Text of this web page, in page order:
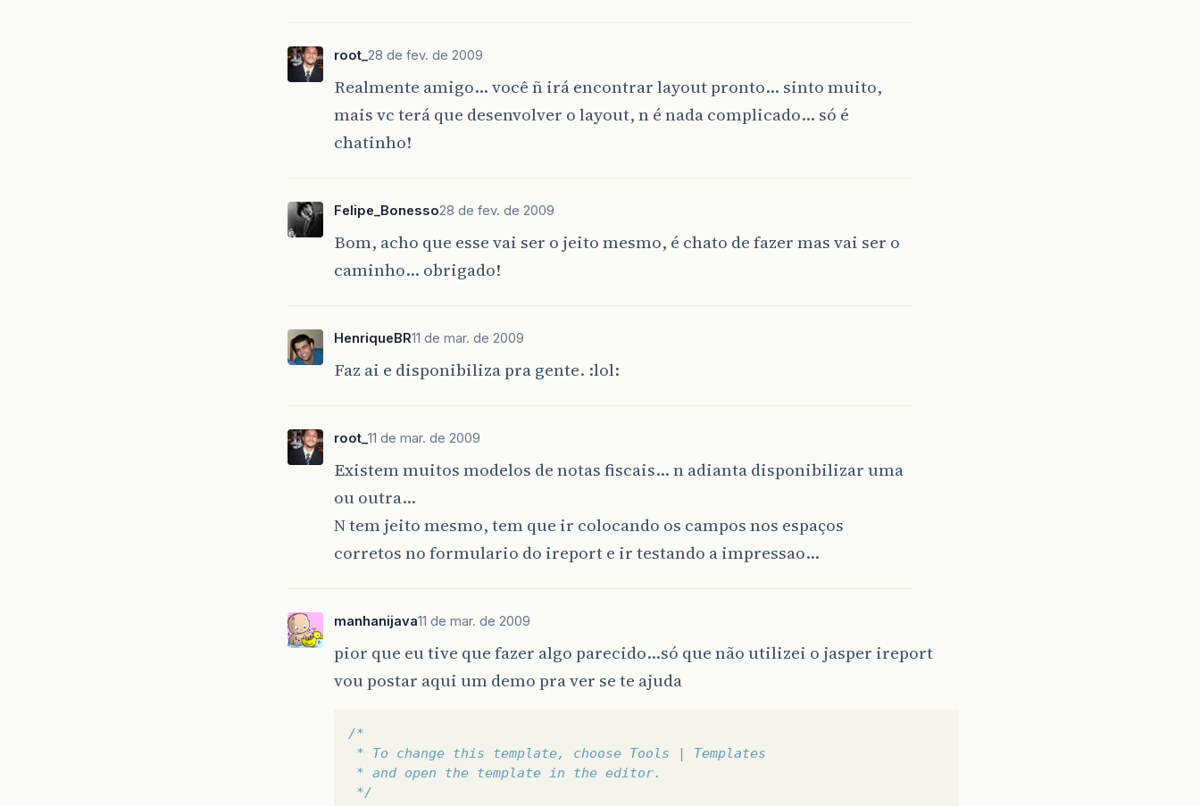
root_28 de fev. de 2009
Realmente amigo… você ñ irá encontrar layout pronto… sinto muito,
mais vc terá que desenvolver o layout, n é nada complicado… só é
chatinho!
Felipe_Bonesso28 de fev. de 2009
Bom, acho que esse vai ser o jeito mesmo, é chato de fazer mas vai ser o
caminho… obrigado!
HenriqueBR11 de mar. de 2009
Faz ai e disponibiliza pra gente. :lol:
root_11 de mar. de 2009
Existem muitos modelos de notas fiscais… n adianta disponibilizar uma
ou outra…
N tem jeito mesmo, tem que ir colocando os campos nos espaços
corretos no formulario do ireport e ir testando a impressao…
manhanijava11 de mar. de 2009
pior que eu tive que fazer algo parecido...só que não utilizei o jasper ireport
vou postar aqui um demo pra ver se te ajuda
/*
* To change this template, choose Tools | Templates
* and open the template in the editor.
*/